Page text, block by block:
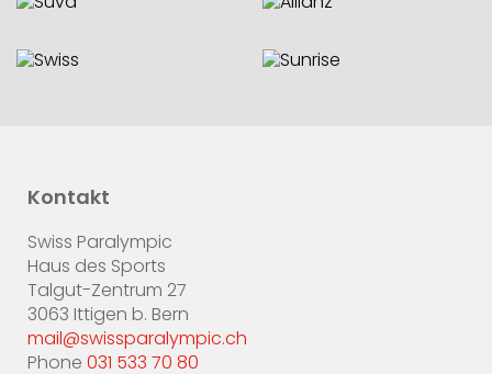
Kontakt
Swiss Paralympic
Haus des Sports
Talgut-Zentrum 27
3063 Ittigen b. Bern
mail@swissparalympic.ch
Phone 031 533 70 80